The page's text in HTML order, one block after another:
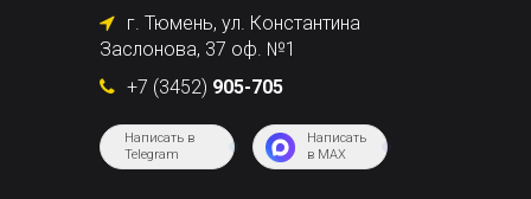
г. Тюмень, ул. Константина
Заслонова, 37 оф. №1
+7 (3452) 905-705
Написать в
Telegram
Написать
в MAX